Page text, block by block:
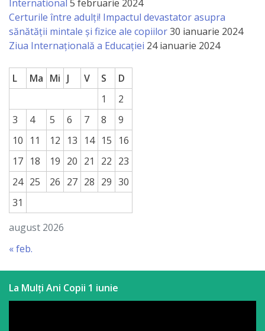
International 5 februarie 2024
Certurile între adulți! Impactul devastator asupra
sănătății mintale și fizice ale copiilor30 ianuarie 2024
Ziua Internațională a Educației 24 ianuarie 2024
august 2026
L Ma Mi J V S
D
1
2
3
4 5 6 7 8
9
10
11 12 13 14 15
16
17 18 19 20 21 22 23
24 25 26 27 28 29 30
31
« feb.
La Mulți Ani Copii 1 iunie